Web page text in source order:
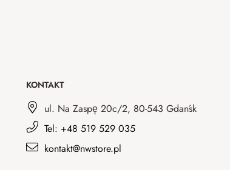
KONTAKT
ul. Na Zaspę 20c/2, 80-543 Gdańsk
Tel: +48 519 529 035
kontakt@nwstore.pl